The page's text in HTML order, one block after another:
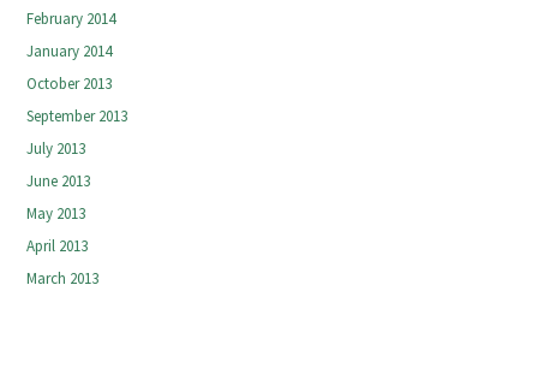
February 2014
January 2014
October 2013
September 2013
July 2013
June 2013
May 2013
April 2013
March 2013